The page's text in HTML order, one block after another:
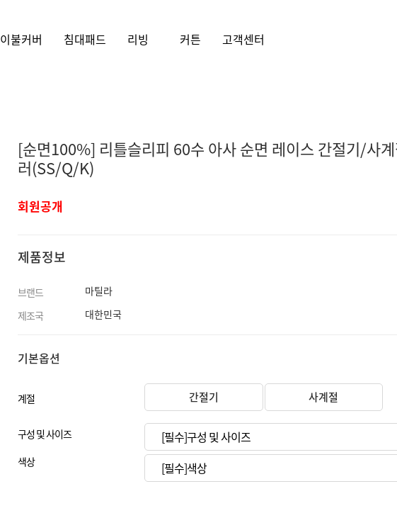
이불커버 침대패드 리빙 커튼 고객센터
[순면100%] 리틀슬리피 60수 아사 순면 레이스 간절기/사
러(SS/Q/K)
회원공개
제품정보
브랜드
마틸라
제조국
대한민국
기본옵션
계절 간절기 사계절
구성 및 사이즈
색상